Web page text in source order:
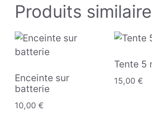
Produits
Enceinte sur
batterie
10,00 €
Tente 5
15,00 €